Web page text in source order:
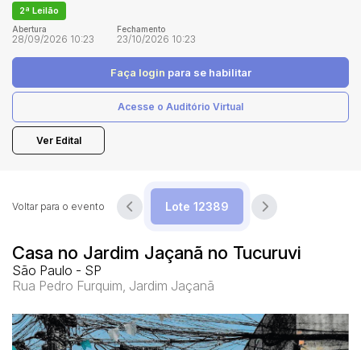
Judiciais
Faixa de valor
2ª Leilão
Abertura
28/09/2026 10:23
Fechamento
23/10/2026 10:23
Faça login para se habilitar
Acesse o Auditório Virtual
Ver Edital
Casa no Jardim Jaçanã no Tucuruvi
São Paulo - SP
Rua Pedro Furquim, Jardim Jaçanã
Voltar para o evento